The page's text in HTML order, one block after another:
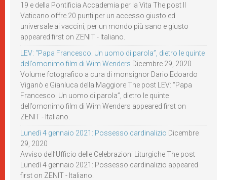
19 e della Pontificia Accademia per la Vita The post Il
Vaticano offre 20 punti per un accesso giusto ed
universale ai vaccini, per un mondo più sano e giusto
appeared first on ZENIT - Italiano.
LEV: “Papa Francesco. Un uomo di parola”, dietro le quinte
dell’omonimo film di Wim Wenders Dicembre 29, 2020
Volume fotografico a cura di monsignor Dario Edoardo
Viganò e Gianluca della Maggiore The post LEV: “Papa
Francesco. Un uomo di parola”, dietro le quinte
dell’omonimo film di Wim Wenders appeared first on
ZENIT - Italiano.
Lunedì 4 gennaio 2021: Possesso cardinalizio Dicembre
29, 2020
Avviso dell’Ufficio delle Celebrazioni Liturgiche The post
Lunedì 4 gennaio 2021: Possesso cardinalizio appeared
first on ZENIT - Italiano.